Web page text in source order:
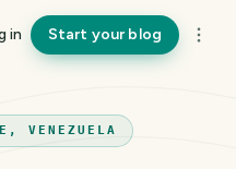
in Start your blog
VENEZUELA